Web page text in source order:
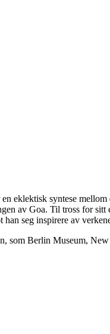
eklektisk syntese
av Goa. Til tross for
seg inspirere av
som Berlin Museum,